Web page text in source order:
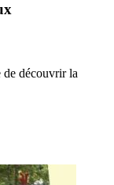
de découvrir la